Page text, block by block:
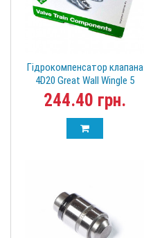
Гідрокомпенсатор клапана
4D20 Great Wall Wingle 5
Грейт Вол Вингл 5
244.40 грн.